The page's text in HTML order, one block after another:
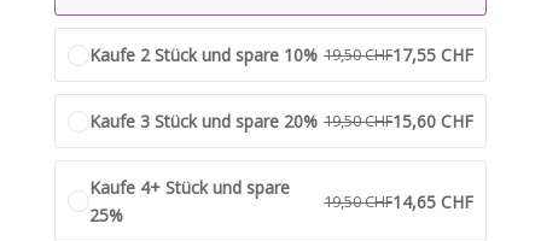
Kaufe 2 Stück und spare 10% 19,50CHF17,55 CHF
Kaufe 3 Stück und spare 20% 19,50CHF15,60 CHF
Kaufe 4+ Stück und spare
25%
19,50CHF14,65 CHF